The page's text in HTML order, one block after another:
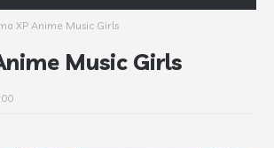
XP Anime Music Girls
Music Girls